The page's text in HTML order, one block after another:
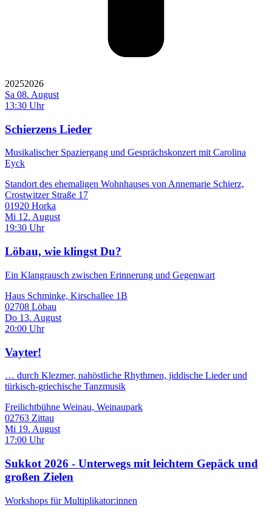
20252026
Sa 08. August
13:30 Uhr
Schierzens Lieder
Musikalischer Spaziergang und Gesprächskonzert mit Carolina
Eyck
Standort des ehemaligen Wohnhauses von Annemarie Schierz,
Crostwitzer Straße 17
01920 Horka
Mi 12. August
19:30 Uhr
Löbau, wie klingst Du?
Ein Klangrausch zwischen Erinnerung und Gegenwart
Haus Schminke, Kirschallee 1B
02708 Löbau
Do 13. August
20:00 Uhr
Vayter!
… durch Klezmer, nahöstliche Rhythmen, jiddische Lieder und
türkisch-griechische Tanzmusik
Freilichtbühne Weinau, Weinaupark
02763 Zittau
Mi 19. August
17:00 Uhr
Sukkot 2026 - Unterwegs mit leichtem Gepäck und
großen Zielen
Workshops für Multiplikator:innen